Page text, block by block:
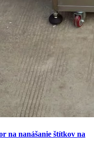
na nanášanie štítkov na